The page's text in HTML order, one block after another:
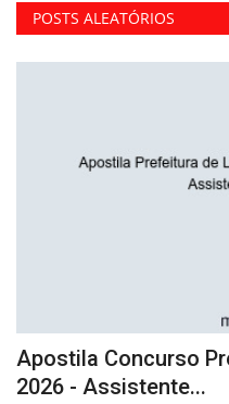
POSTS ALEATÓRIOS
Apostila Concurso
2026 - Assistente...